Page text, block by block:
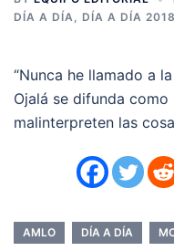
DÍA A DÍA, DÍA A DÍA 2018
“Nunca he llamado a
Ojalá se difunda
malinterpreten las
AMLO DÍA A DÍA